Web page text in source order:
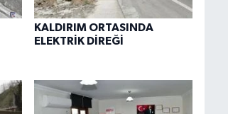
KALDIRIM ORTASINDA
ELEKTRİK DİREĞİ